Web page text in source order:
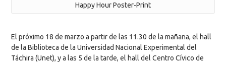
Happy Hour Poster-Print
El próximo 18 de marzo a partir de las 11.30 de la mañana, el hall
de la Biblioteca de la Universidad Nacional Experimental del
Táchira (Unet), y a las 5 de la tarde, el hall del Centro Cívico de